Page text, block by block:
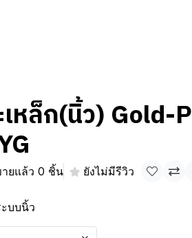
หล็ก(นิ้ว) Gold-P
ยแล้ว 0 ชิ้น ยังไม่มีรีวิว
บบนิ้ว